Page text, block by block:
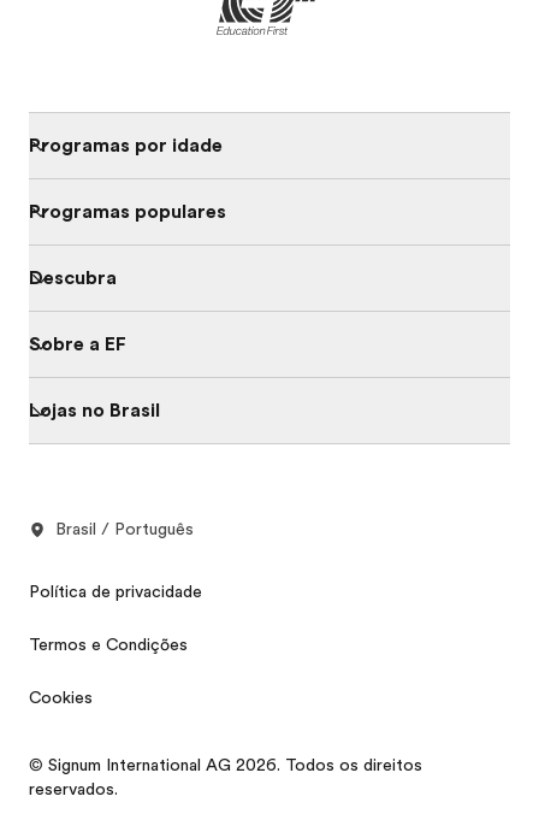
Programas por idade
Programas populares
Descubra
Sobre a EF
Lojas no Brasil
Brasil / Português
Política de privacidade
Termos e Condições
Cookies
© Signum International AG 2026. Todos os direitos
reservados.